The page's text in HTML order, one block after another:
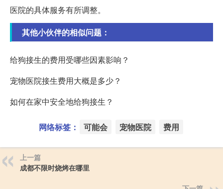
医院的具体服务有所调整。
其他小伙伴的相似问题：
给狗接生的费用受哪些因素影响？
宠物医院接生费用大概是多少？
如何在家中安全地给狗接生？
网络标签： 可能会 宠物医院 费用
上一篇
成都不限时烧烤在哪里